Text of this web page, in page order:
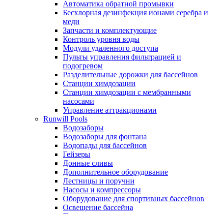
Автоматика обратной промывки
Беcхлорная дезинфекция ионами серебра и
меди
Запчасти и комплектующие
Контроль уровня воды
Модули удаленного доступа
Пульты управления фильтрацией и
подогревом
Разделительные дорожки для бассейнов
Станции химдозации
Станции химдозации с мембранными
насосами
Управление аттракционами
Runwill Pools
Водозаборы
Водозаборы для фонтана
Водопады для бассейнов
Гейзеры
Донные сливы
Дополнительное оборудование
Лестницы и поручни
Насосы и компрессоры
Оборудование для спортивных бассейнов
Освещение бассейна